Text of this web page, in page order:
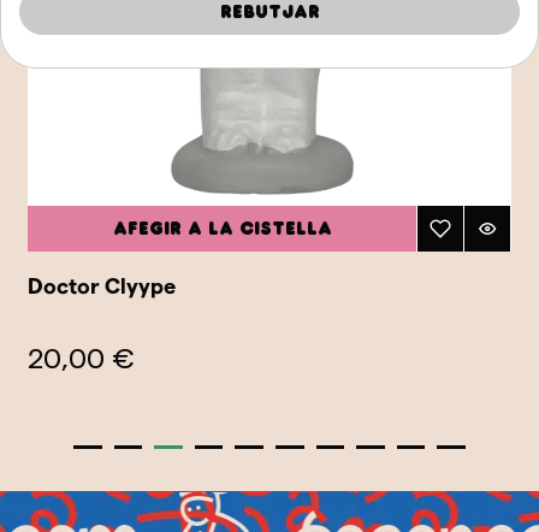
Afegir a la cistella
Doctor Clyype
20,00 €
Rebutjar